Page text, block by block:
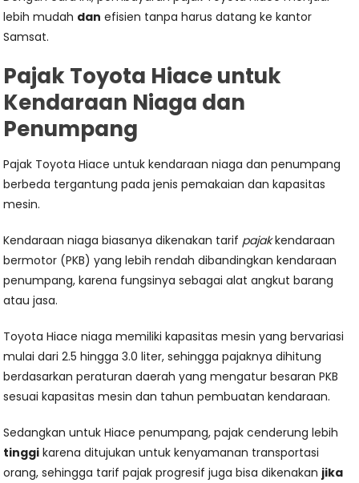
lebih mudah dan efisien tanpa harus datang ke kantor
Samsat.
Pajak Toyota Hiace untuk
Kendaraan Niaga dan
Penumpang
Pajak Toyota Hiace untuk kendaraan niaga dan penumpang
berbeda tergantung pada jenis pemakaian dan kapasitas
mesin.
Kendaraan niaga biasanya dikenakan tarif pajakkendaraan
bermotor (PKB) yang lebih rendah dibandingkan kendaraan
penumpang, karena fungsinya sebagai alat angkut barang
atau jasa.
Toyota Hiace niaga memiliki kapasitas mesin yang bervariasi
mulai dari 2.5 hingga 3.0 liter, sehingga pajaknya dihitung
berdasarkan peraturan daerah yang mengatur besaran PKB
sesuai kapasitas mesin dan tahun pembuatan kendaraan.
Sedangkan untuk Hiace penumpang, pajak cenderung lebih
tinggi karena ditujukan untuk kenyamanan transportasi
orang, sehingga tarif pajak progresif juga bisa dikenakan jika